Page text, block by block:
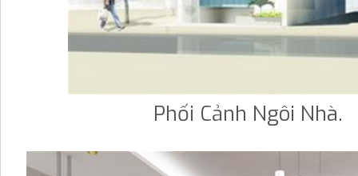
Phối Cảnh Ngôi Nhà.